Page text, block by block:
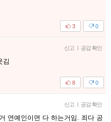
0
3
신고 | 공감 확인
김
0
8
신고 | 공감 확인
연예인이면 다 하는거임. 죄다 공